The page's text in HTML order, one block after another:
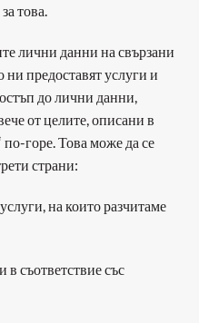
това.
лични данни на свързани
ни предоставят услуги и
до лични данни,
от целите, описани в
по-горе. Това може да се
страни:
услуги, на които разчитаме
в съответствие със